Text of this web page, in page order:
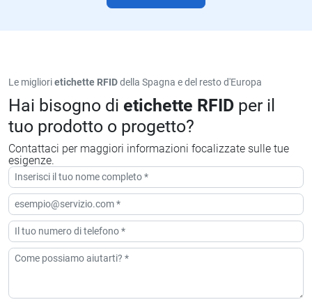
Le migliorietichette RFIDdella Spagna e del resto d'Europa
Hai bisogno di etichette RFID per il
tuo prodotto o progetto?
Contattaci per maggiori informazioni focalizzate sulle tue
esigenze.